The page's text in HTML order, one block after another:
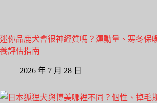
迷你品鹿犬會很神經質嗎？運動量、寒冬保
養評估指南
2026 年 7 月 28 日